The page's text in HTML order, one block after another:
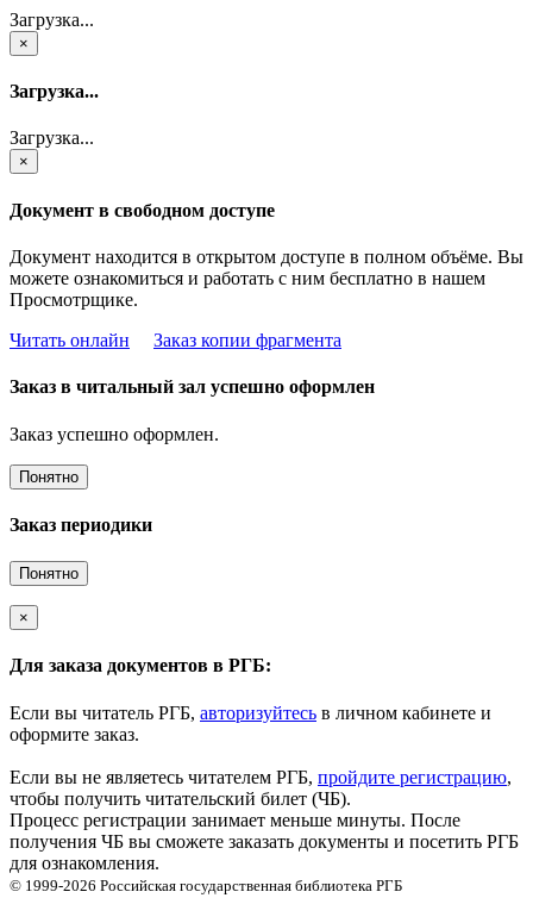
Загрузка...
×
Загрузка...
Загрузка...
×
Документ в свободном доступе
Документ находится в открытом доступе в полном объёме. Вы
можете ознакомиться и работать с ним бесплатно в нашем
Просмотрщике.
Читать онлайн
Заказ копии фрагмента
Заказ в читальный зал успешно оформлен
Заказ успешно оформлен.
Понятно
Заказ периодики
Понятно
×
Для заказа документов в РГБ:
Если вы читатель РГБ, авторизуйтесь в личном кабинете и
оформите заказ.
Если вы не являетесь читателем РГБ, пройдите регистрацию,
чтобы получить читательский билет (ЧБ).
Процесс регистрации занимает меньше минуты. После
получения ЧБ вы сможете заказать документы и посетить РГБ
для ознакомления.
© 1999-2026 Российская государственная библиотека РГБ